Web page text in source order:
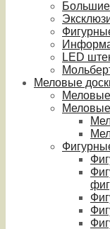
LED
Меловые
Меловые